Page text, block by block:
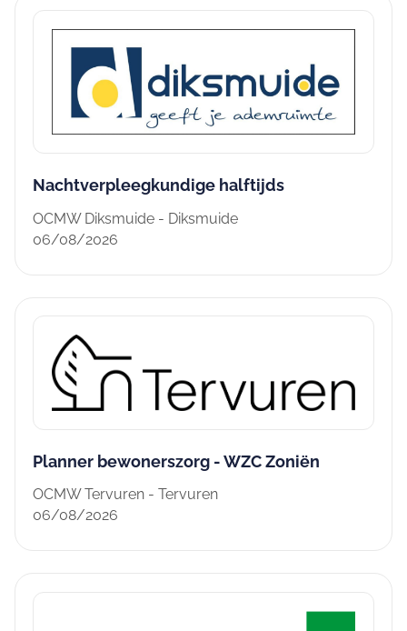
Nachtverpleegkundige halftijds
OCMW Diksmuide - Diksmuide
06/08/2026
Planner bewonerszorg - WZC Zoniën
OCMW Tervuren - Tervuren
06/08/2026